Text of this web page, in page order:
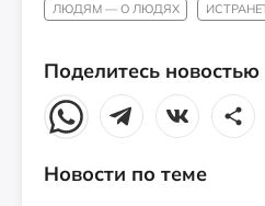
ЛЮДЯМ — О ЛЮДЯХ
Поделитесь новостью
Новости по теме